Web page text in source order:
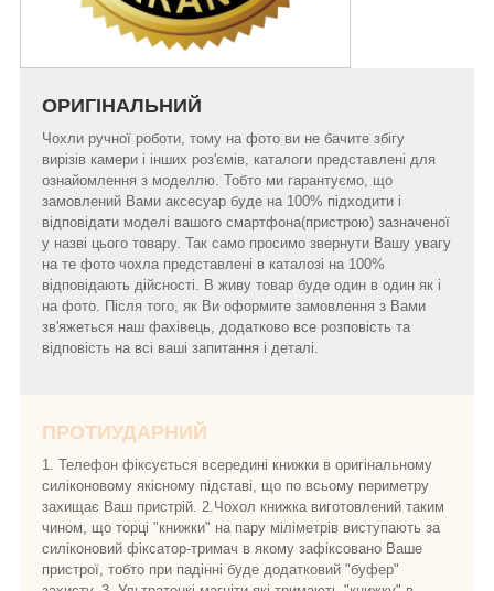
ОРИГІНАЛЬНИЙ
Чохли ручної роботи, тому на фото ви не бачите збігу
вирізів камери і інших роз'ємів, каталоги представлені для
ознайомлення з моделлю. Тобто ми гарантуємо, що
замовлений Вами аксесуар буде на 100% підходити і
відповідати моделі вашого смартфона(пристрою) зазначеної
у назві цього товару. Так само просимо звернути Вашу увагу
на те фото чохла представлені в каталозі на 100%
відповідають дійсності. В живу товар буде один в один як і
на фото. Після того, як Ви оформите замовлення з Вами
зв'яжеться наш фахівець, додатково все розповість та
відповість на всі ваші запитання і деталі.
ПРОТИУДАРНИЙ
1. Телефон фіксується всередині книжки в оригінальному
силіконовому якісному підставі, що по всьому периметру
захищає Ваш пристрій. 2.Чохол книжка виготовлений таким
чином, що торці "книжки" на пару міліметрів виступають за
силіконовий фіксатор-тримач в якому зафіксовано Ваше
пристрої, тобто при падінні буде додатковий "буфер"